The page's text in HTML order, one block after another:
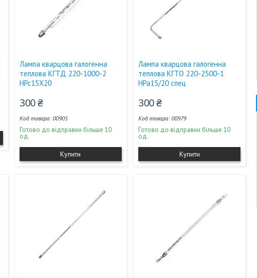
Лампа кварцова галогенна
теплова КГТД 220-1000-2
НPc15X20
300 ₴
00905
Готово до відправки більше 10
од.
Купити
Лампа кварцова галогенна
теплова КГТО 220-2500-1
HPa15/20 спец
300 ₴
00979
Готово до відправки більше 10
од.
Купити